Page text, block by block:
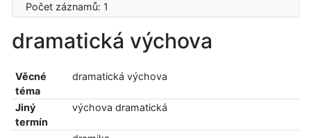
Počet záznamů: 1
dramatická výchova
Věcné
téma
dramatická výchova
Jiný
termín
výchova dramatická